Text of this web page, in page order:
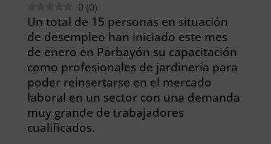
0 (0)
Un total de 15 personas en situación
de desempleo han iniciado este mes
de enero en Parbayón su capacitación
como profesionales de jardinería para
poder reinsertarse en el mercado
laboral en un sector con una demanda
muy grande de trabajadores
cualificados.